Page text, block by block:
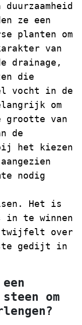
ze een
planten om
van
drainage,
die
vocht in de
om
grootte van
de
het kiezen
nodig
Het is
in te winnen
twijfelt over
gedijt in
om